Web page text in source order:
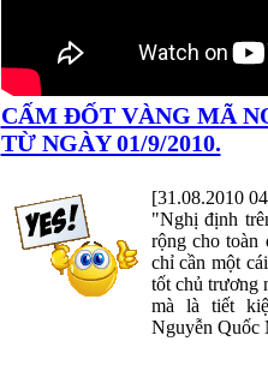
CẤM ĐỐT VÀNG MÃ
TỪ NGÀY 01/9/2010.
[31.08.2010
"Nghị định
rộng cho toàn
chỉ cần một
tốt chủ trương
mà là tiết
Nguyễn Quốc